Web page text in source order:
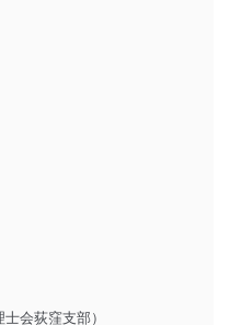
会荻窪支部）